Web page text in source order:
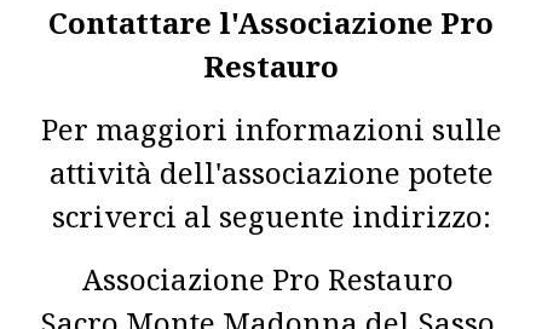
Contattare l'Associazione Pro
Restauro
Per maggiori informazioni sulle
attività dell'associazione potete
scriverci al seguente indirizzo:
Associazione Pro Restauro